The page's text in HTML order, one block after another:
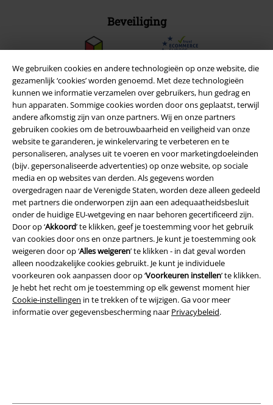
We gebruiken cookies en andere technologieën op onze website, die
gezamenlijk ‘cookies’ worden genoemd. Met deze technologieën
kunnen we informatie verzamelen over gebruikers, hun gedrag en
hun apparaten. Sommige cookies worden door ons geplaatst, terwijl
andere afkomstig zijn van onze partners. Wij en onze partners
gebruiken cookies om de betrouwbaarheid en veiligheid van onze
website te garanderen, je winkelervaring te verbeteren en te
personaliseren, analyses uit te voeren en voor marketingdoeleinden
(bijv. gepersonaliseerde advertenties) op onze website, op sociale
media en op websites van derden. Als gegevens worden
overgedragen naar de Verenigde Staten, worden deze alleen gedeeld
met partners die onderworpen zijn aan een adequaatheidsbesluit
onder de huidige EU-wetgeving en naar behoren gecertificeerd zijn.
Door op ‘Akkoord’ te klikken, geef je toestemming voor het gebruik
van cookies door ons en onze partners. Je kunt je toestemming ook
weigeren door op ‘Alles weigeren’ te klikken - in dat geval worden
alleen noodzakelijke cookies gebruikt. Je kunt je individuele
voorkeuren ook aanpassen door op ‘Voorkeuren instellen’ te klikken.
Je hebt het recht om je toestemming op elk gewenst moment hier
Cookie-instellingen in te trekken of te wijzigen. Ga voor meer
informatie over gegevensbescherming naar Privacybeleid.
Beveiliging
Legal
Algemene Voorwaarden
Bedrijfsgegevens
Privacyverklaring
Verklaring van conformiteit